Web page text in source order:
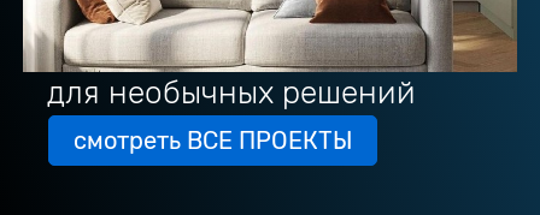
для необычных решений
смотреть ВСЕ ПРОЕКТЫ